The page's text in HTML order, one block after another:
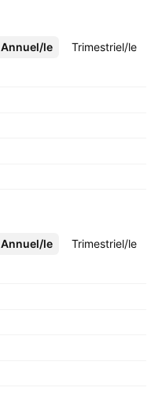
Annuel/le Trimestriel/le
Plus
Annuel/le Trimestriel/le
Plus